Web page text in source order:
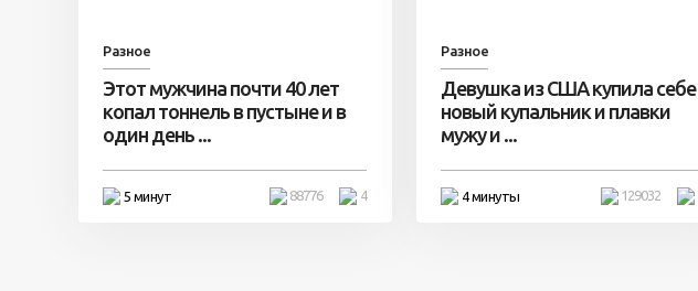
Разное
Этот мужчина почти 40 лет
копал тоннель в пустыне и в
один день ...
5 минут 4
88776
Разное
Девушка из США купила себе
новый купальник и плавки
мужу и ...
4 минуты 129032